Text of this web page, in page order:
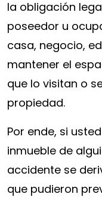
la obligación
poseedor u
casa, negocio,
mantener el
que lo visitan o
propiedad.
Por ende, si
inmueble de
accidente se
que pudieron